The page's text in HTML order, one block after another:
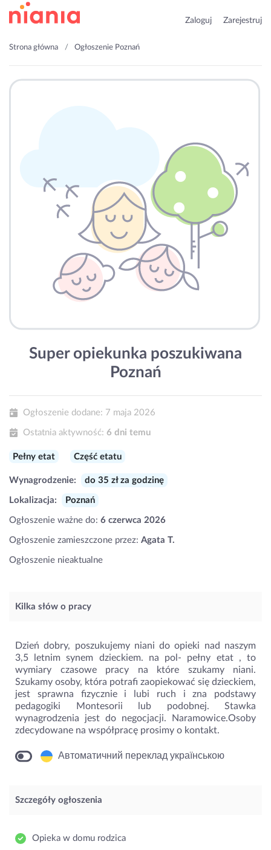
Zaloguj Zarejestruj
Strona główna Ogłoszenie Poznań
Super opiekunka poszukiwana
Poznań
Ogłoszenie dodane: 7 maja 2026
Ostatnia aktywność: 6 dni temu
Pełny etat Część etatu
Wynagrodzenie: do 35 zł za godzinę
Lokalizacja: Poznań
Ogłoszenie ważne do: 6 czerwca 2026
Ogłoszenie zamieszczone przez: Agata T.
Ogłoszenie nieaktualne
Kilka słów o pracy
Dzień dobry, poszukujemy niani do opieki nad naszym
3,5 letnim synem dzieckiem. na pol- pełny etat , to
wymiary czasowe pracy na które szukamy niani.
Szukamy osoby, która potrafi zaopiekować się dzieckiem,
jest sprawna fizycznie i lubi ruch i zna podstawy
pedagogiki Montesorii lub podobnej. Stawka
wynagrodzenia jest do negocjacji. Naramowice.Osoby
zdecydowane na współpracę prosimy o kontakt.
Автоматичний переклад українською
Szczegóły ogłoszenia
Opieka w domu rodzica